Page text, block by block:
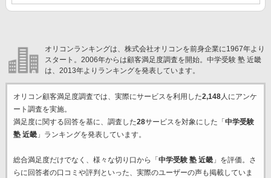
オリコンランキングは、株式会社オリコンを前身企業に1967年より
スタート。2006年からは顧客満足度調査を開始。中学受験 塾 近畿
は、2013年よりランキングを発表しています。
オリコン顧客満足度調査では、実際にサービスを利用した2,148人にアンケ
ート調査を実施。
満足度に関する回答を基に、調査した28サービスを対象にした「 中学受験
塾 近畿」ランキングを発表しています。
総合満足度だけでなく、様々な切り口から「 中学受験 塾 近畿」を評価。さ
らに回答者の口コミや評判といった、実際のユーザーの声も掲載していま